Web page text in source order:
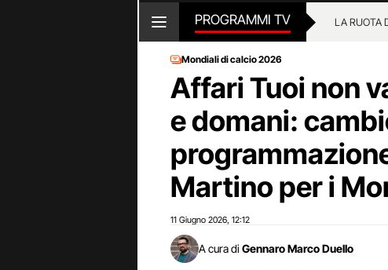
PROGRAMMI TV LA RUOTA
Mondiali di calcio 2026
Affari Tuoi non
e domani:
Martino per i
11 Giugno 2026 12:12
A cura di Gennaro Marco Duello